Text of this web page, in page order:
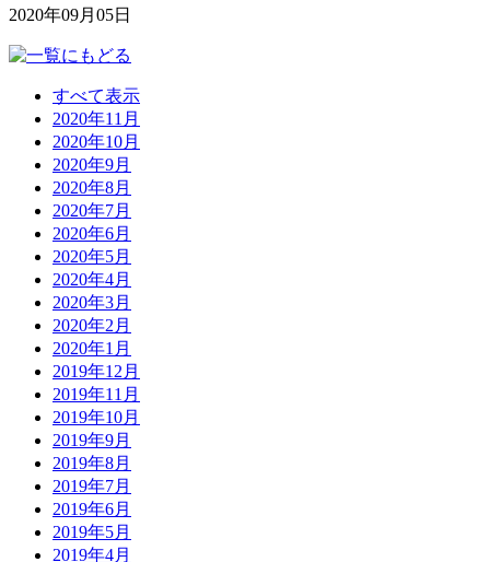
2020年09月05日
すべて表示
2020年11月
2020年10月
2020年9月
2020年8月
2020年7月
2020年6月
2020年5月
2020年4月
2020年3月
2020年2月
2020年1月
2019年12月
2019年11月
2019年10月
2019年9月
2019年8月
2019年7月
2019年6月
2019年5月
2019年4月